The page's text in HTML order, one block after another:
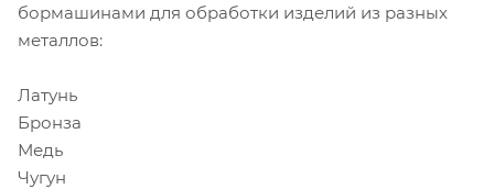
бормашинами для обработки изделий из разных
металлов:
Латунь
Бронза
Медь
Чугун